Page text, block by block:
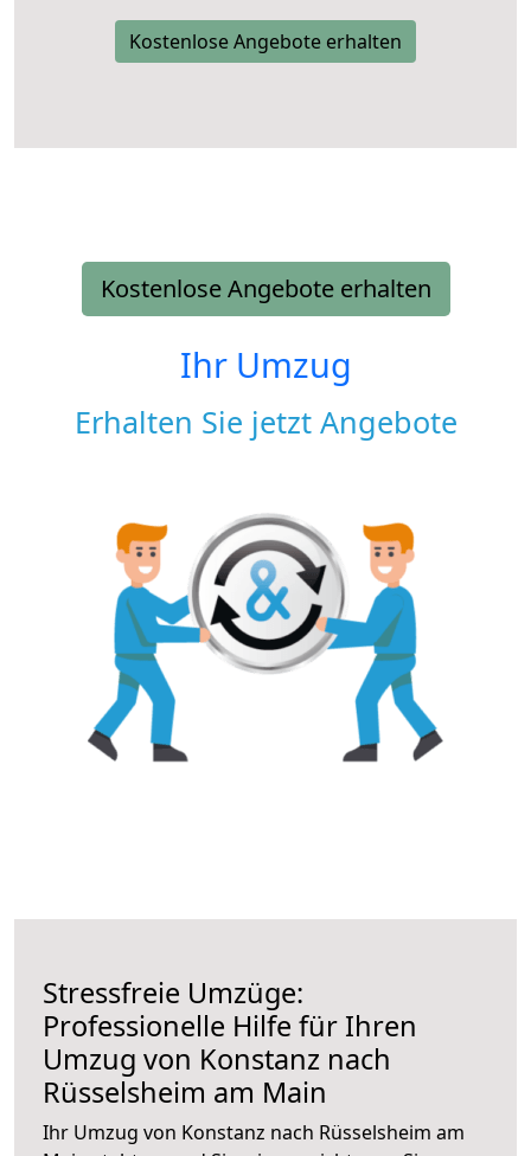
Kostenlose Angebote erhalten
Kostenlose Angebote erhalten
Ihr Umzug
Erhalten Sie jetzt Angebote
Stressfreie Umzüge:
Professionelle Hilfe für Ihren
Umzug von Konstanz nach
Rüsselsheim am Main
Ihr Umzug von Konstanz nach Rüsselsheim am